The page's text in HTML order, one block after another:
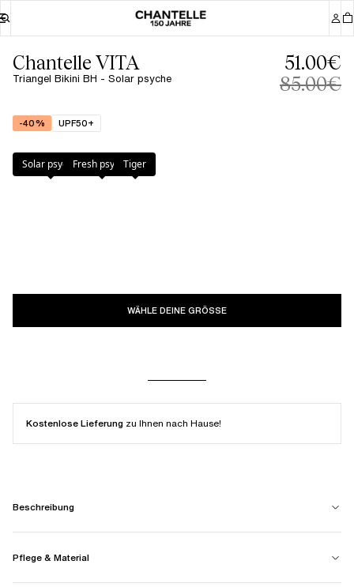
Chantelle VITA
Triangel Bikini BH - Solar psyche
51.00€
85.00€
-40% UPF50+
Farbe:Solar psyche
Solar psycheFresh psycheTiger
WÄHLE DEINE GRÖSSE
Kostenlose Lieferung zu Ihnen nach Hause!
Beschreibung
Pflege & Material